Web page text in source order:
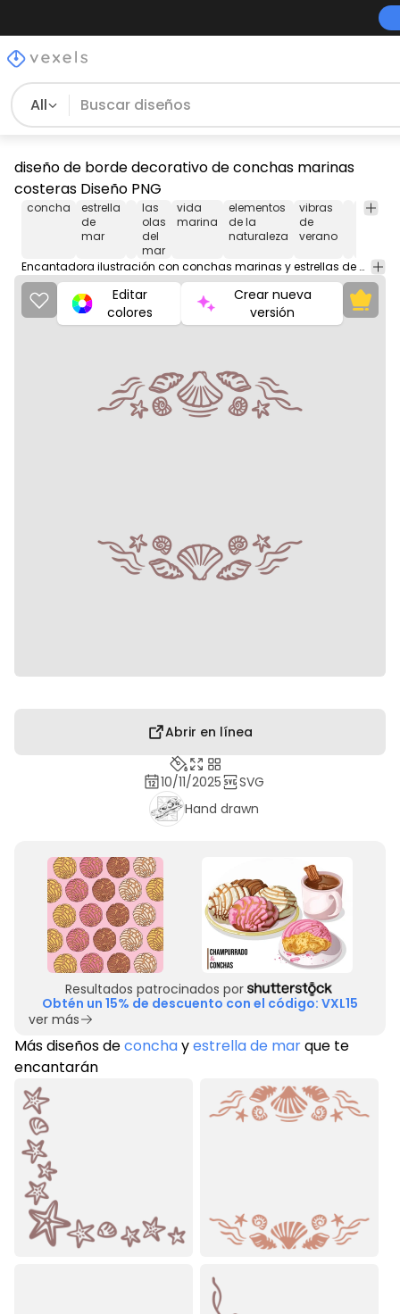
All
diseño de borde decorativo de conchas marinas
costeras Diseño PNG
concha
estrella
de
mar
las
olas
del
mar
vida
marina
elementos
de la
naturaleza
vibras
de
verano
Encantadora ilustración con conchas marinas y estrellas de mar en un diseño de borde decorativo.
Editar
colores
Crear nueva
versión
Abrir en línea
10/11/2025
SVG
Hand drawn
Resultados patrocinados por
Obtén un 15% de descuento con el código: VXL15
ver más
Más diseños deconchayestrella de marque te
encantarán